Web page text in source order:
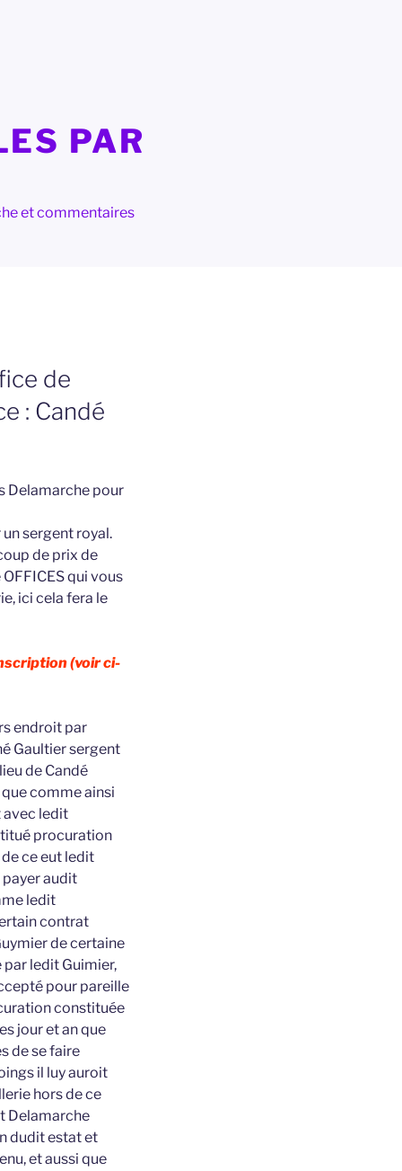
PAR
et commentaires
de
: Candé
Delamarche pour
sergent royal.
de prix de
qui vous
ici cela fera le
(voir ci-
endroit par
Gaultier sergent
de Candé
comme ainsi
avec ledit
procuration
ce eut ledit
audit
ledit
contrat
de certaine
par ledit Guimier,
pour pareille
constituée
jour et an que
de se faire
il luy auroit
hors de ce
Delamarche
dudit estat et
et aussi que